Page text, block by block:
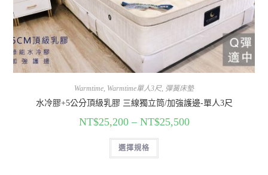
Warmtime Warmtime單人3尺, 彈簧床墊
水冷膠+5公分頂級乳膠 三線獨立筒/加強護邊-單人3尺
NT$25,200– NT$25,500
選擇規格